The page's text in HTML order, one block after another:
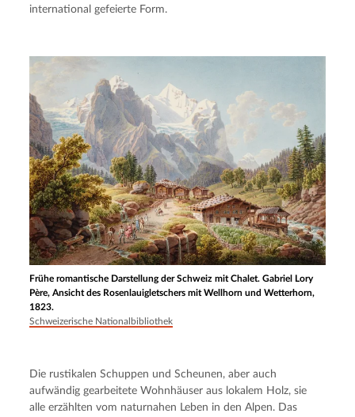
international gefeierte Form.
Frühe romantische Darstellung der Schweiz mit Chalet. Gabriel Lory
Père, Ansicht des Rosenlauigletschers mit Wellhorn und Wetterhorn,
1823.
Schweizerische Nationalbibliothek
Die rustikalen Schuppen und Scheunen, aber auch
aufwändig gearbeitete Wohnhäuser aus lokalem Holz, sie
alle erzählten vom naturnahen Leben in den Alpen. Das